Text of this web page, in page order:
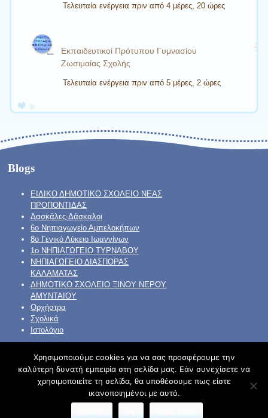
Τελευταία ενέργεια πριν από 4 μέρες, 20 ώρες
Εκπαιδευτικοί Πρότυπου Γυμνασίου
Ζωσιμαίας Σχολής
Τελευταία ενέργεια πριν από 5 μέρες, 2 ώρες
Blogs
ΕΙΔΙΚΟ ΔΗΜΟΤΙΚΟ ΣΧΟΛΕΙΟ ΝΕΑΣ
ΠΡΟΠΟΝΤΙΔΑΣ
Δασκάλες-Δάσκαλοι
6ο Νηπιαγωγείο Αμπελοκήπων
8o Γενικό Λύκειο Ιωαννίνων
1ο ΝΗΠΙΑΓΩΓΕΙΟ ΤΥΡΝΑΒΟΥ
ΝΗΠΙΑΓΩΓΕΙΟ ΔΙΑΣΠΟΡΑΣ
ΚΑΛΑΜΑΤΑΣ
ΔΗΜΟΤΙΚΟ ΣΧΟΛΕΙΟ ΞΙΝΟΥ ΝΕΡΟΥ
ΑΜΥΝΤΑΙΟΥ
Ορχήστρα
Σχολικά
Ιστολόγιο
Φιλοξενείται στο https://blogs.sch.gr| Θέμα:Cute Frames
Χρησιμοποιούμε cookies για να σας προσφέρουμε την
καλύτερη δυνατή εμπειρία στη σελίδα μας. Εάν συνεχίσετε να
χρησιμοποιείτε τη σελίδα, θα υποθέσουμε πως είστε
ικανοποιημένοι με αυτό.